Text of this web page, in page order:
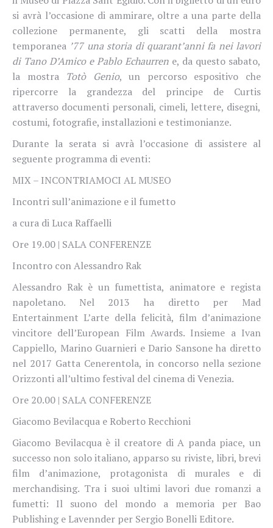
si avrà l’occasione di ammirare, oltre a una parte della
collezione permanente, gli scatti della mostra
temporanea ’77 una storia di quarant’anni fa nei lavori
di Tano D’Amico e Pablo Echaurren e, da questo sabato,
la mostra Totò Genio, un percorso espositivo che
ripercorre la grandezza del principe de Curtis
attraverso documenti personali, cimeli, lettere, disegni,
costumi, fotografie, installazioni e testimonianze.
Durante la serata si avrà l’occasione di assistere al
seguente programma di eventi:
MIX – INCONTRIAMOCI AL MUSEO
Incontri sull’animazione e il fumetto
a cura di Luca Raffaelli
Ore 19.00 | SALA CONFERENZE
Incontro con Alessandro Rak
Alessandro Rak è un fumettista, animatore e regista
napoletano. Nel 2013 ha diretto per Mad
Entertainment L’arte della felicità, film d’animazione
vincitore dell’European Film Awards. Insieme a Ivan
Cappiello, Marino Guarnieri e Dario Sansone ha diretto
nel 2017 Gatta Cenerentola, in concorso nella sezione
Orizzonti all’ultimo festival del cinema di Venezia.
Ore 20.00 | SALA CONFERENZE
Giacomo Bevilacqua e Roberto Recchioni
Giacomo Bevilacqua è il creatore di A panda piace, un
successo non solo italiano, apparso su riviste, libri, brevi
film d’animazione, protagonista di murales e di
merchandising. Tra i suoi ultimi lavori due romanzi a
fumetti: Il suono del mondo a memoria per Bao
Publishing e Lavennder per Sergio Bonelli Editore.